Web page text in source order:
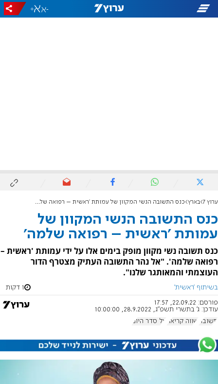
-
+
ערוץ 7 בארץ כנס התשובה הנשי המקוון של עמותת 'ראשית – רפואה שלמה'
כנס התשובה הנשי המקוון של
עמותת 'ראשית – רפואה שלמה'
כנס תשובה נשי מקוון מופק בימים אלו על ידי עמותת 'ראשית –
רפואה שלמה'. "אל נהר התשובה העתיק מצטרף הדור
העוצמתי והמאותגר שלנו".
בשיתוף 'ראשית' 1 דקות
פורסם: 22.09.22, 17:57
עודכן: ג' בתשרי תשפ"ג, 28.9.2022, 10:00:00
תשובה
שווה קריאה על סדר היום